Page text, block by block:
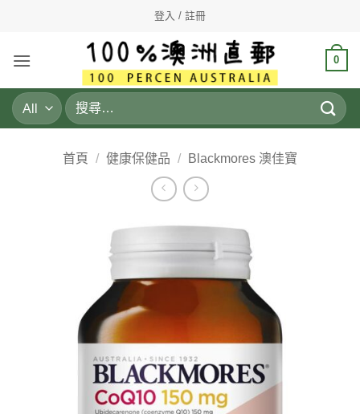
登入 / 註冊
0
搜
尋
鍵
首頁 / 健康保健品 / Blackmores 澳佳寶